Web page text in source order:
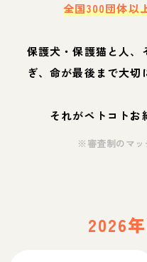
全国300団体以
保護犬・保護猫と人、
ぎ、命が最後まで大切
それがペトコトお
※審査制のマッ
2026